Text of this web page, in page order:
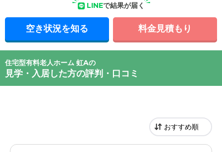
LINEで結果が届く
空き状況を知る 料金見積もり
住宅型有料老人ホーム 虹Aの
見学・入居した方の評判・口コミ